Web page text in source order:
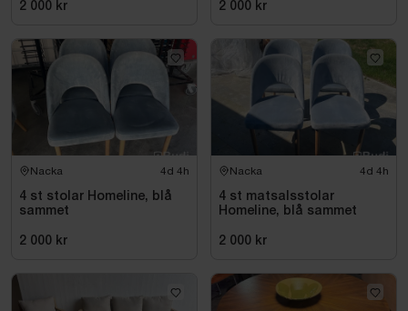
2 000 kr 2 000 kr
Nacka 4d 4h
4 st stolar Homeline, blå
sammet
2 000 kr
Nacka 4d 4h
4 st matsalsstolar
Homeline, blå sammet
2 000 kr